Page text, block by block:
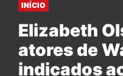
INÍCIO
Elizabeth
atores de
indicados